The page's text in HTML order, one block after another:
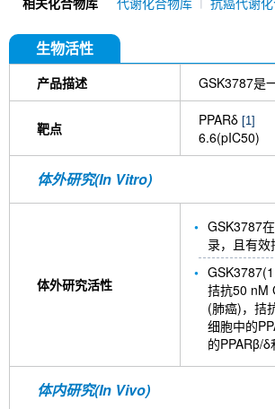
Alpinetin
Gypenoside
生物活性
产品描述 GSK3787是
靶点 PPARδ [1]
6.6(pIC50)
体外研究(In Vitro)
体外研究活性
GSK3787
录，且有
拮抗50 nM
(肺癌)，拮
细胞中的
的PPARβ/
体内研究(In Vivo)